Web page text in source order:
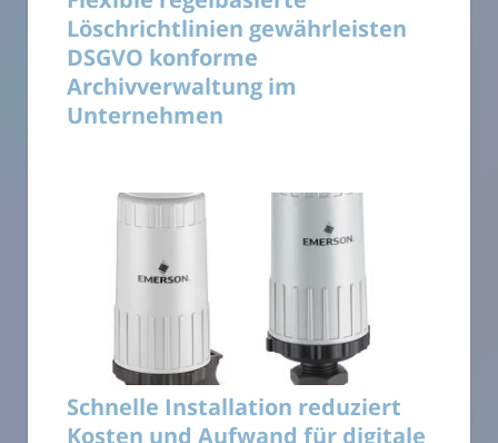
Löschrichtlinien gewährleisten
DSGVO konforme
Archivverwaltung im
Unternehmen
Schnelle Installation reduziert
Kosten und Aufwand für digitale